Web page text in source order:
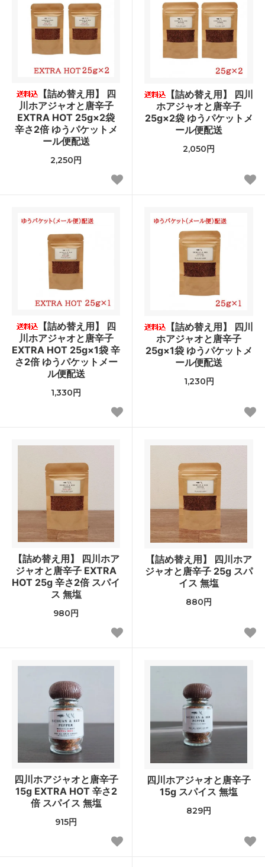
【詰め替え用】 四
川ホアジャオと唐辛子
EXTRA HOT 25g×2袋
辛さ2倍 ゆうパケットメ
ール便配送
2,250円
【詰め替え用】 四川
ホアジャオと唐辛子
25g×2袋 ゆうパケットメ
ール便配送
2,050円
【詰め替え用】 四
川ホアジャオと唐辛子
EXTRA HOT 25g×1袋 辛
さ2倍 ゆうパケットメー
ル便配送
1,330円
【詰め替え用】 四川
ホアジャオと唐辛子
25g×1袋 ゆうパケットメ
ール便配送
1,230円
【詰め替え用】 四川ホア
ジャオと唐辛子 EXTRA
HOT 25g 辛さ2倍 スパイ
ス 無塩
980円
【詰め替え用】 四川ホア
ジャオと唐辛子 25g スパ
イス 無塩
880円
四川ホアジャオと唐辛子
15g EXTRA HOT 辛さ2
倍 スパイス 無塩
915円
四川ホアジャオと唐辛子
15g スパイス 無塩
829円